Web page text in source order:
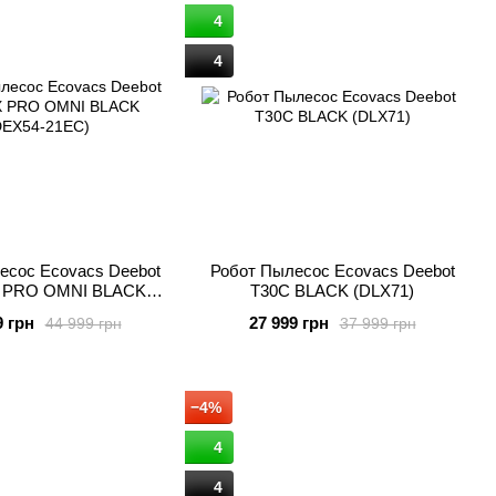
система очистки, включающая в себя
может похвастаться подобным. Технология Smart
полов. А встроенная технология Smart Motion
Вы сможете найти продукцию от Ecovacs Robotics
официальным дилером Ecovacs в Украине.
Ecovacs Deebot
OMNI BLACK
44 999 грн
грн
4
4
Робот Пылесос Ecovacs Deebot
T30C BLACK (DLX71)
37 999 грн
27 999 грн
−4%
4
4